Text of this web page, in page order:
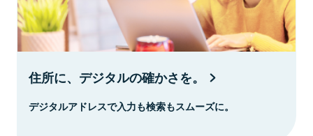
住所に、デジタルの確かさを。
デジタルアドレスで入力も検索もスムーズに。